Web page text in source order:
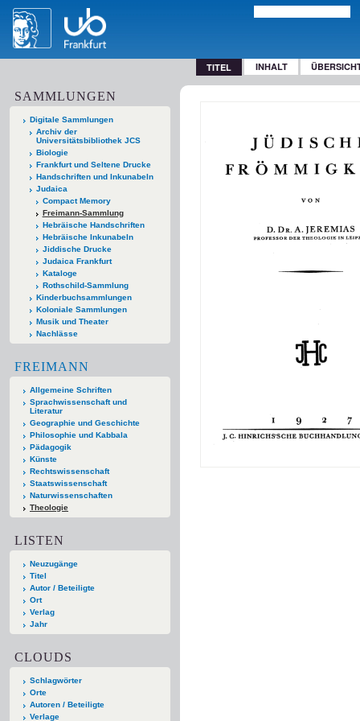
TITEL INHALT
SAMMLUNGEN
Digitale Sammlungen
Archiv der
Universitätsbibliothek JCS
Biologie
Frankfurt und Seltene Drucke
Handschriften und Inkunabeln
Judaica
Compact Memory
Freimann-Sammlung
Hebräische Handschriften
Hebräische Inkunabeln
Jiddische Drucke
Judaica Frankfurt
Kataloge
Rothschild-Sammlung
Kinderbuchsammlungen
Koloniale Sammlungen
Musik und Theater
Nachlässe
FREIMANN
Allgemeine Schriften
Sprachwissenschaft und
Literatur
Geographie und Geschichte
Philosophie und Kabbala
Pädagogik
Künste
Rechtswissenschaft
Staatswissenschaft
Naturwissenschaften
Theologie
LISTEN
Neuzugänge
Titel
Autor / Beteiligte
Ort
Verlag
Jahr
CLOUDS
Schlagwörter
Orte
Autoren / Beteiligte
Verlage